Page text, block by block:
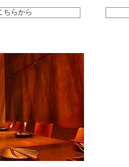
ちらから